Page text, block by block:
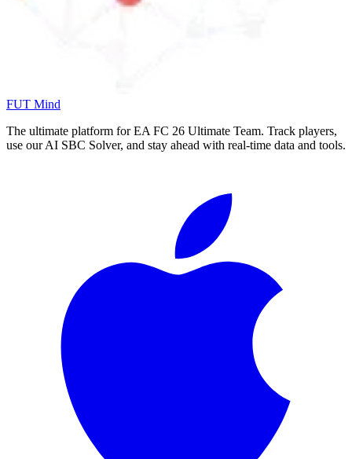
FUT Mind
The ultimate platform for EA FC 26 Ultimate Team. Track players,
use our AI SBC Solver, and stay ahead with real-time data and tools.